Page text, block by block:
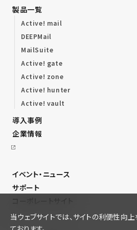
製品一覧
Active! mail
DEEPMail
MailSuite
Active! gate
Active! zone
Active! hunter
Active! vault
導入事例
企業情報
イベント・ニュース
サポート
コーポレートサイト
当ウェブサイトでは、サイトの利便性向